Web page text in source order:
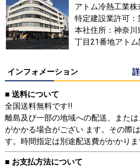
アトム冷熱工業株
特定建設業許可：
本社住所：神奈
丁目21番地アトム
インフォメーション
■ 送料について
全国送料無料です!!
離島及び一部の地域への配送、また
がかかる場合がござい ます。その際
す。時間指定は別途配送費がかかりま
■ お支払方法について